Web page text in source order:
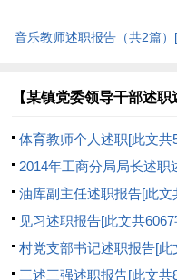
音乐教师述职报告（共2篇）
【某镇党委领导干部述
体育教师个人述职[此文共
字]2014年工商分局局长述职
报告[此文共12044字]
油库副主任述职报告[此文
2047字]
见习述职报告[此文共6067
村党支部书记述职报告[此
1194字]
三述三强述职报告[此文共